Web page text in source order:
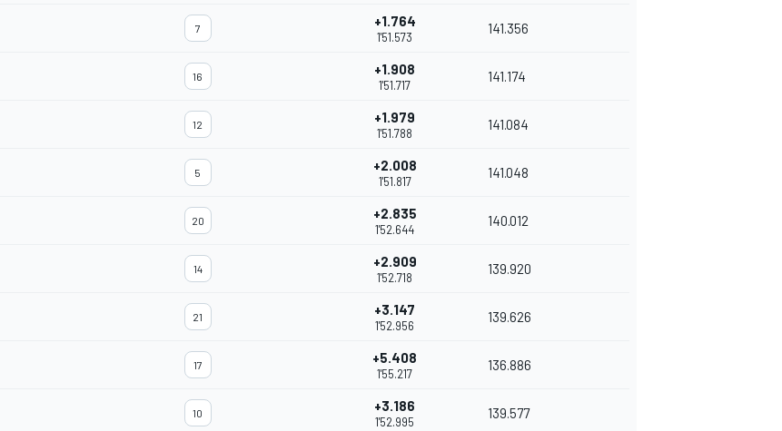
7 +1.764
1'51.573
141.356
16 +1.908
1'51.717
141.174
12 +1.979
1'51.788
141.084
5 +2.008
1'51.817
141.048
20 +2.835
1'52.644
140.012
14 +2.909
1'52.718
139.920
21 +3.147
1'52.956
139.626
17 +5.408
1'55.217
136.886
10 +3.186
1'52.995
139.577